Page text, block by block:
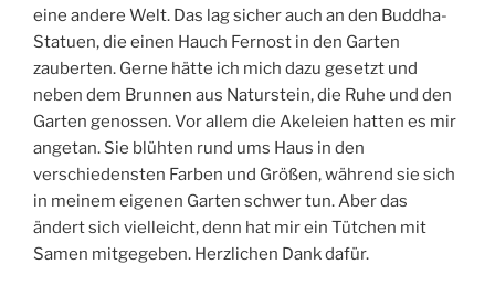
eine andere Welt. Das lag sicher auch an den Buddha-
Statuen, die einen Hauch Fernost in den Garten
zauberten. Gerne hätte ich mich dazu gesetzt und
neben dem Brunnen aus Naturstein, die Ruhe und den
Garten genossen. Vor allem die Akeleien hatten es mir
angetan. Sie blühten rund ums Haus in den
verschiedensten Farben und Größen, während sie sich
in meinem eigenen Garten schwer tun. Aber das
ändert sich vielleicht, denn hat mir ein Tütchen mit
Samen mitgegeben. Herzlichen Dank dafür.